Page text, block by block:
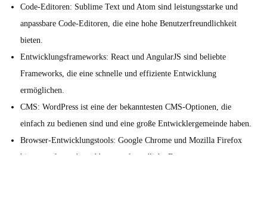
Code-Editoren: Sublime Text und Atom sind leistungsstarke und
anpassbare Code-Editoren, die eine hohe Benutzerfreundlichkeit
bieten.
Entwicklungsframeworks: React und AngularJS sind beliebte
Frameworks, die eine schnelle und effiziente Entwicklung
ermöglichen.
CMS: WordPress ist eine der bekanntesten CMS-Optionen, die
einfach zu bedienen sind und eine große Entwicklergemeinde haben.
Browser-Entwicklungstools: Google Chrome und Mozilla Firefox
bieten umfassende und benutzerfreundliche Browser-